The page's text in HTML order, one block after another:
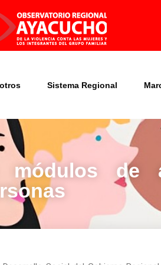
Sistema Regional
módulos de